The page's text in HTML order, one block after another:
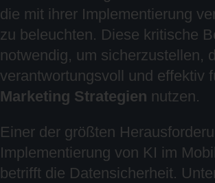
die mit ihrer Implementierung
zu beleuchten. Diese kritische
notwendig, um sicherzustellen,
verantwortungsvoll und effektiv
Marketing Strategien nutzen.
Einer der größten
Implementierung von KI im
betrifft die Datensicherheit.